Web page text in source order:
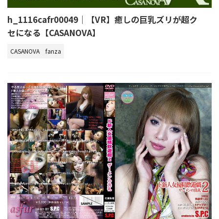
h_1116cafr00049｜【VR】癒しの巨乳ズリが超ク
セになる【CASANOVA】
CASANOVA fanza